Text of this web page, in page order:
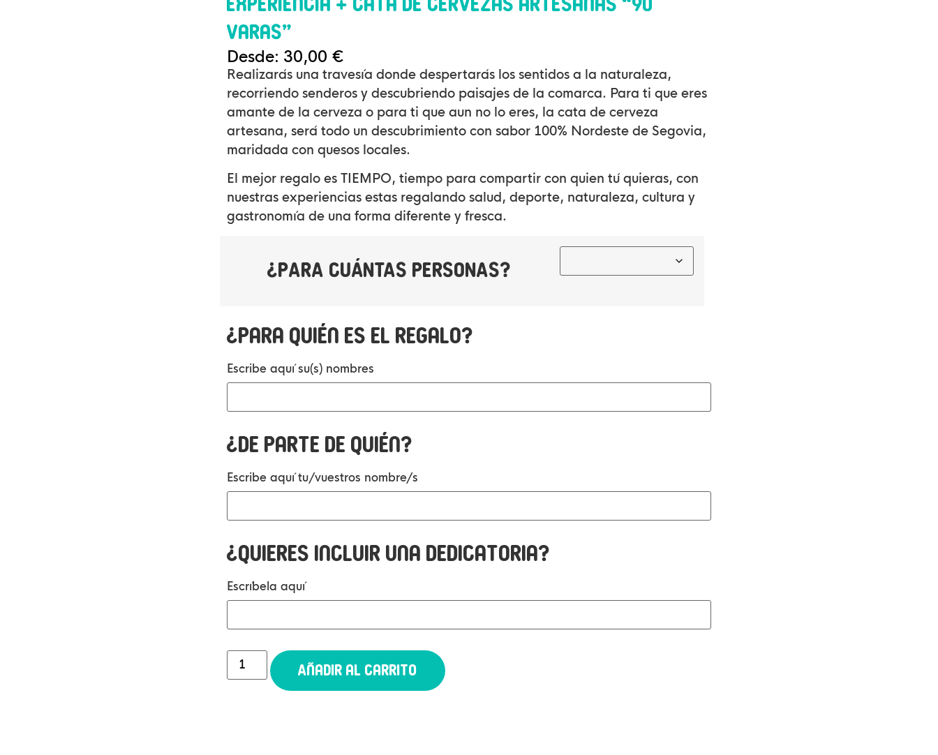
Experiencia + Cata de cervezas artesanas “90
Varas”
Desde: 30,00 €
Realizarás una travesía donde despertarás los sentidos a la naturaleza,
recorriendo senderos y descubriendo paisajes de la comarca. Para ti que eres
amante de la cerveza o para ti que aun no lo eres, la cata de cerveza
artesana, será todo un descubrimiento con sabor 100% Nordeste de Segovia,
maridada con quesos locales.
El mejor regalo es TIEMPO, tiempo para compartir con quien tú quieras, con
nuestras experiencias estas regalando salud, deporte, naturaleza, cultura y
gastronomía de una forma diferente y fresca.
¿PARA CUÁNTAS PERSONAS?
¿Para quién es el regalo?
Escribe aquí su(s) nombres
¿De parte de quién?
Escribe aquí tu/vuestros nombre/s
¿Quieres incluir una dedicatoria?
Escríbela aquí
Añadir al carrito